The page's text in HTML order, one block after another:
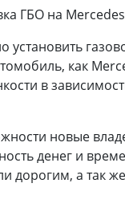
ГБО на
как
в
новые
денег и
дорогим, а так